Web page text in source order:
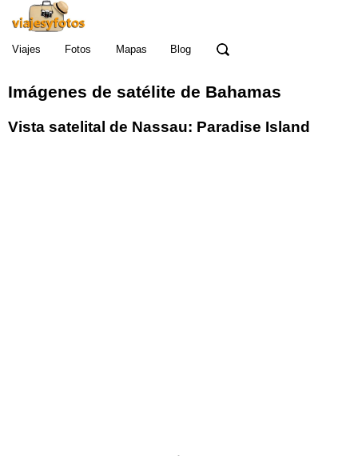
Viajes Fotos Mapas Blog
Imágenes de satélite de Bahamas
Vista satelital de Nassau: Paradise Island